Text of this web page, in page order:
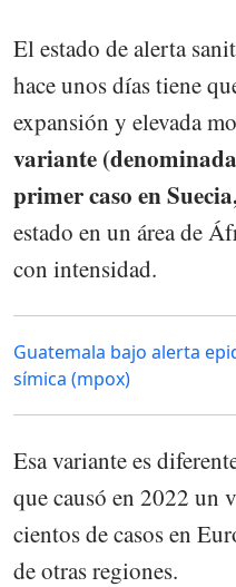
El estado de alerta
hace unos días tiene
expansión y elevada
variante
primer caso en
estado en un área de
con intensidad.
Guatemala bajo alerta
símica (mpox)
Esa variante es
que causó en 2022
cientos de casos en
de otras regiones.